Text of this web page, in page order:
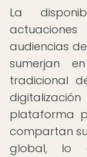
La
audiencias
sumerjan
tradicional
plataforma
compartan
global, lo